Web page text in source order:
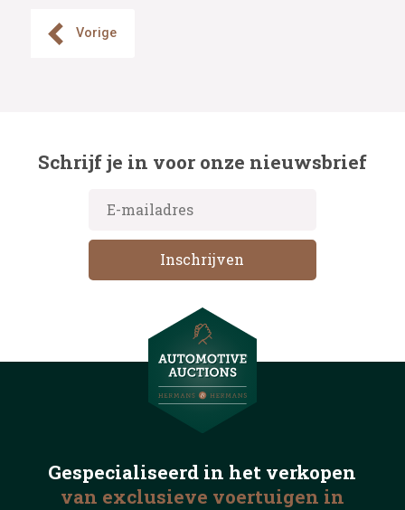
Vorige
Schrijf je in voor onze nieuwsbrief
Gespecialiseerd in het verkopen
van exclusieve voertuigen in